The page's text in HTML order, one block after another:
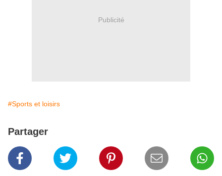
Publicité
#Sports et loisirs
Partager